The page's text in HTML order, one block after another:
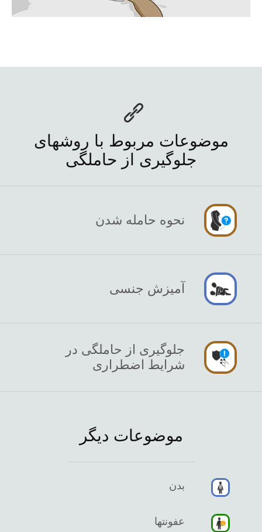
موضوعات مربوط با روشهای
جلوگیری از حاملگی
نحوه حامله شدن
آمیزش جنسی
جلوگیری از حاملگی در
شرایط اضطراری
موضوعات دیگر
بدن
عفونتها